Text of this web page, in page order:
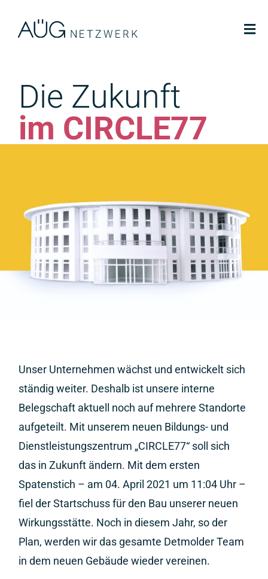
Die Zukunft
im CIRCLE77
Unser Unternehmen wächst und entwickelt sich
ständig weiter. Deshalb ist unsere interne
Belegschaft aktuell noch auf mehrere Standorte
aufgeteilt. Mit unserem neuen Bildungs- und
Dienstleistungszentrum „CIRCLE77“ soll sich
das in Zukunft ändern. Mit dem ersten
Spatenstich – am 04. April 2021 um 11:04 Uhr –
fiel der Startschuss für den Bau unserer neuen
Wirkungsstätte. Noch in diesem Jahr, so der
Plan, werden wir das gesamte Detmolder Team
in dem neuen Gebäude wieder vereinen.